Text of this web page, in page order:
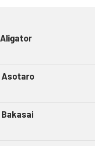
Aligator
Asotaro
Bakasai